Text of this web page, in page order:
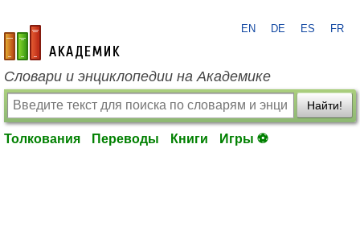
academic.ru
EN DE ES FR
Словари и энциклопедии на Академике
Найти!
Толкования Переводы Книги Игры ⚽